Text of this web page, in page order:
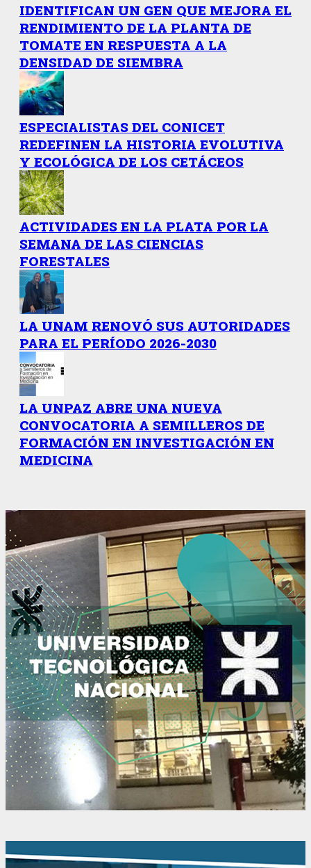
IDENTIFICAN UN GEN QUE MEJORA EL
RENDIMIENTO DE LA PLANTA DE
TOMATE EN RESPUESTA A LA
DENSIDAD DE SIEMBRA
ESPECIALISTAS DEL CONICET
REDEFINEN LA HISTORIA EVOLUTIVA
Y ECOLÓGICA DE LOS CETÁCEOS
ACTIVIDADES EN LA PLATA POR LA
SEMANA DE LAS CIENCIAS
FORESTALES
LA UNAM RENOVÓ SUS AUTORIDADES
PARA EL PERÍODO 2026-2030
LA UNPAZ ABRE UNA NUEVA
CONVOCATORIA A SEMILLEROS DE
FORMACIÓN EN INVESTIGACIÓN EN
MEDICINA